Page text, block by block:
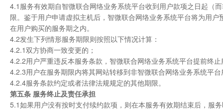
4.1服务有效期自智微联合网络业务系统平台收到用户款项之日起（
限。鉴于用户申请虚拟主机后，智微联合网络业务系统平台将为用
在用户购买的服务期之内。
4.2发生下列情形服务期限则按照以下情况计算：
4.2.1双方协商一致变更的；
4.2.2用户严重违反本服务条款，智微联合网络业务系统平台提前终止
4.2.3用户在服务期限内将其网站转移到非智微联合网络业务系统平
4.2.4服务条款约定或者法律法规规定的其他期限。
第五条 服务终止及责任承担
5.1如果用户没有按时支付续约款项，则在本服务有效期结束后，服